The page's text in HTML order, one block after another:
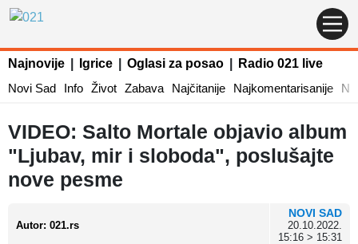
Najnovije Igrice Oglasi za posao
Radio 021 live
Novi Sad
Info Život Zabava Najčitanije Najkomentarisanije
VIDEO: Salto Mortale objavio album
"Ljubav, mir i sloboda", poslušajte
nove pesme
Autor: 021.rs
NOVI SAD
20.10.2022.
15:16 > 15:31